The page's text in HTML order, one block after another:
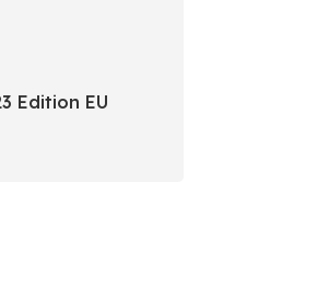
Edition EU